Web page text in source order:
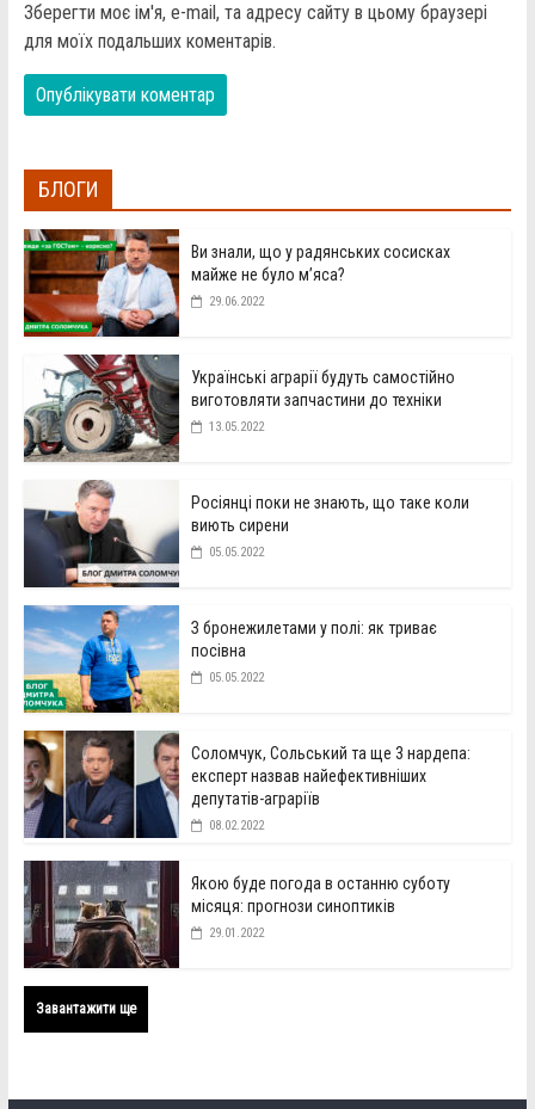
Зберегти моє ім'я, e-mail, та адресу сайту в цьому браузері
для моїх подальших коментарів.
БЛОГИ
Ви знали, що у радянських сосисках
майже не було м’яса?
29.06.2022
Українські аграрії будуть самостійно
виготовляти запчастини до техніки
13.05.2022
Росіянці поки не знають, що таке коли
виють сирени
05.05.2022
З бронежилетами у полі: як триває
посівна
05.05.2022
Соломчук, Сольський та ще 3 нардепа:
експерт назвав найефективніших
депутатів-аграріїв
08.02.2022
Якою буде погода в останню суботу
місяця: прогнози синоптиків
29.01.2022
Завантажити ще